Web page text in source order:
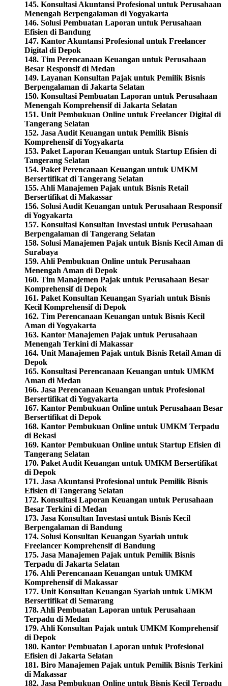
145. Konsultasi Akuntansi Profesional untuk Perusahaan
Menengah Berpengalaman di Yogyakarta
146. Solusi Pembuatan Laporan untuk Perusahaan
Efisien di Bandung
147. Kantor Akuntansi Profesional untuk Freelancer
Digital di Depok
148. Tim Perencanaan Keuangan untuk Perusahaan
Besar Responsif di Medan
149. Layanan Konsultan Pajak untuk Pemilik Bisnis
Berpengalaman di Jakarta Selatan
150. Konsultasi Pembuatan Laporan untuk Perusahaan
Menengah Komprehensif di Jakarta Selatan
151. Unit Pembukuan Online untuk Freelancer Digital di
Tangerang Selatan
152. Jasa Audit Keuangan untuk Pemilik Bisnis
Komprehensif di Yogyakarta
153. Paket Laporan Keuangan untuk Startup Efisien di
Tangerang Selatan
154. Paket Perencanaan Keuangan untuk UMKM
Bersertifikat di Tangerang Selatan
155. Ahli Manajemen Pajak untuk Bisnis Retail
Bersertifikat di Makassar
156. Solusi Audit Keuangan untuk Perusahaan Responsif
di Yogyakarta
157. Konsultasi Konsultan Investasi untuk Perusahaan
Berpengalaman di Tangerang Selatan
158. Solusi Manajemen Pajak untuk Bisnis Kecil Aman di
Surabaya
159. Ahli Pembukuan Online untuk Perusahaan
Menengah Aman di Depok
160. Tim Manajemen Pajak untuk Perusahaan Besar
Komprehensif di Depok
161. Paket Konsultan Keuangan Syariah untuk Bisnis
Kecil Komprehensif di Depok
162. Tim Perencanaan Keuangan untuk Bisnis Kecil
Aman di Yogyakarta
163. Kantor Manajemen Pajak untuk Perusahaan
Menengah Terkini di Makassar
164. Unit Manajemen Pajak untuk Bisnis Retail Aman di
Depok
165. Konsultasi Perencanaan Keuangan untuk UMKM
Aman di Medan
166. Jasa Perencanaan Keuangan untuk Profesional
Bersertifikat di Yogyakarta
167. Kantor Pembukuan Online untuk Perusahaan Besar
Bersertifikat di Depok
168. Kantor Pembukuan Online untuk UMKM Terpadu
di Bekasi
169. Kantor Pembukuan Online untuk Startup Efisien di
Tangerang Selatan
170. Paket Audit Keuangan untuk UMKM Bersertifikat
di Depok
171. Jasa Akuntansi Profesional untuk Pemilik Bisnis
Efisien di Tangerang Selatan
172. Konsultasi Laporan Keuangan untuk Perusahaan
Besar Terkini di Medan
173. Jasa Konsultan Investasi untuk Bisnis Kecil
Berpengalaman di Bandung
174. Solusi Konsultan Keuangan Syariah untuk
Freelancer Komprehensif di Bandung
175. Jasa Manajemen Pajak untuk Pemilik Bisnis
Terpadu di Jakarta Selatan
176. Ahli Perencanaan Keuangan untuk UMKM
Komprehensif di Makassar
177. Unit Konsultan Keuangan Syariah untuk UMKM
Bersertifikat di Semarang
178. Ahli Pembuatan Laporan untuk Perusahaan
Terpadu di Medan
179. Ahli Konsultan Pajak untuk UMKM Komprehensif
di Depok
180. Kantor Pembuatan Laporan untuk Profesional
Efisien di Jakarta Selatan
181. Biro Manajemen Pajak untuk Pemilik Bisnis Terkini
di Makassar
182. Jasa Pembukuan Online untuk Bisnis Kecil Terpadu